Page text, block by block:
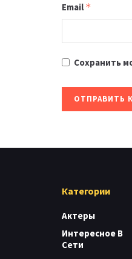
Email *
Сохранить
Категории
Актеры
Интересное В
Сети